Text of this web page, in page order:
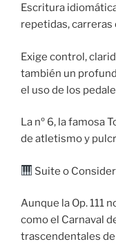
Escritura
repetidas, carreras
Exige control,
también un
el uso de los
La nº 6, la famosa
de atletismo y
Suite o
Aunque la Op. 111
como el Carnaval
trascendentales